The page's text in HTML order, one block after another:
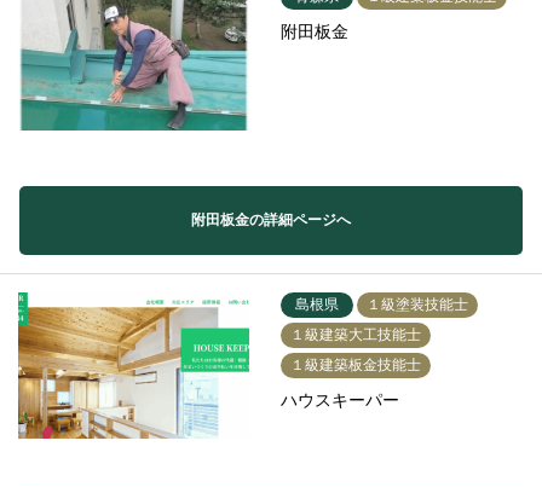
附田板金
附田板金の詳細ページへ
島根県
１級塗装技能士
１級建築大工技能士
１級建築板金技能士
ハウスキーパー